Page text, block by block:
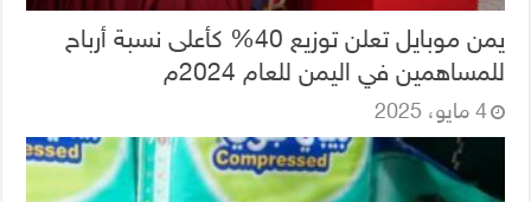
يمن موبايل تعلن توزيع 40% كأعلى نسبة أرباح
للمساهمين في اليمن للعام 2024م
4 مايو، 2025